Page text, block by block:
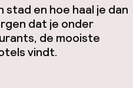
stad en hoe haal je dan
dat je onder
de mooiste
vindt.